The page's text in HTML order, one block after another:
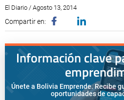
El Diario / Agosto 13, 2014
Compartir en:
Información clave
Únete a Bolivia Emprende. Recibe
oportunidades de